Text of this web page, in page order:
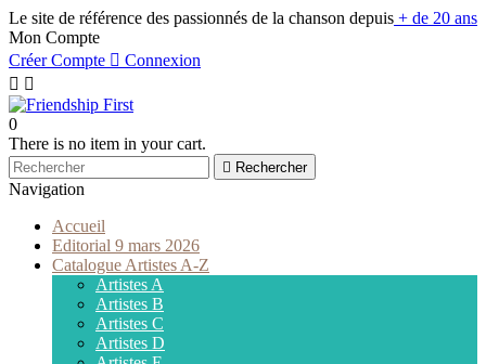
Le site de référence des passionnés de la chanson depuis + de 20 ans
Mon Compte
Créer Compte  Connexion
 
0
There is no item in your cart.
 Rechercher
Navigation
Accueil
Editorial 9 mars 2026
Catalogue Artistes A-Z
Artistes A
Artistes B
Artistes C
Artistes D